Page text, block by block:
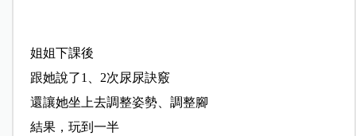
姐姐下課後
跟她說了1、2次尿尿訣竅
還讓她坐上去調整姿勢、調整腳
結果，玩到一半